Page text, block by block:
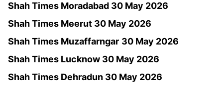
Shah Times Moradabad 30 May 2026
Shah Times Meerut 30 May 2026
Shah Times Muzaffarngar 30 May 2026
Shah Times Lucknow 30 May 2026
Shah Times Dehradun 30 May 2026